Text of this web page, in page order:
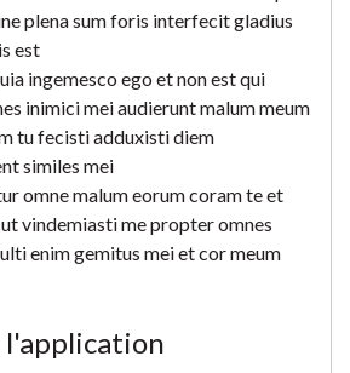
plena sum foris interfecit gladius
est
ingemesco ego et non est qui
inimici mei audierunt malum meum
tu fecisti adduxisti diem
similes mei
omne malum eorum coram te et
vindemiasti me propter omnes
enim gemitus mei et cor meum
l'application